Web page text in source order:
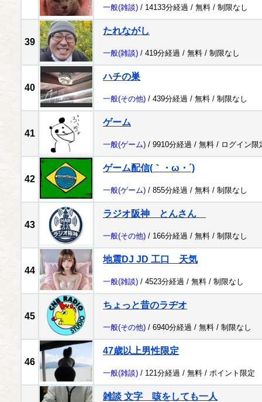
一般(雑談) / 14133分経過 / 無料 / 制限なし
39
たれながし
一般(雑談) / 419分経過 / 無料 / 制限なし
40
ハチの巣
一般(その他) / 439分経過 / 無料 / 制限なし
41
ゲーム
一般(ゲーム) / 9910分経過 / 無料 / ログイン限
42
ゲーム配信(｀・ω・´)
一般(ゲーム) / 855分経過 / 無料 / 制限なし
43
ラジオ阪神 とんさん
一般(その他) / 166分経過 / 無料 / 制限なし
44
地震DJ JD 工口 天気
一般(雑談) / 4523分経過 / 無料 / 制限なし
45
ちょっと昔のラヂオ
一般(その他) / 6940分経過 / 無料 / 制限なし
46
47歳以上男性限定
一般(雑談) / 121分経過 / 無料 / ポイント限定
雑談 文字 咳をしても一人